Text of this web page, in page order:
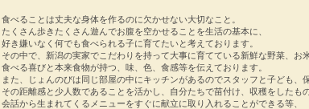
​食べることは丈夫な身体を作るのに欠かせない大切なこと。
たくさん歩きたくさん遊んでお腹を空かせることを生活の基本に、
好き嫌いなく何でも食べられる子に育てたいと考えております。
その中で、新潟の実家でこだわりを持って大事に育てている新鮮な野菜、お
食べる喜びと本来食物が持つ、味、色、食感等を伝えております。
また、じょんのびは同じ部屋の中にキッチンがあるのでスタッフと子ども、
その距離感と少人数であることを活かし、自分たちで苗付け、収穫をしたも
会話から生まれてくるメニューをすぐに献立に取り入れることができる等、